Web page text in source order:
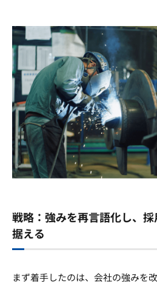
戦略：強みを再言語化し、
据える
まず着手したのは、会社の強みを